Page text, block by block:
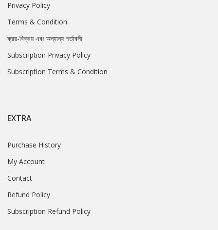
Privacy Policy
Terms & Condition
ক্রয়-বিক্রয় এবং অন্যান্য শর্তাবলী
Subscription Privacy Policy
Subscription Terms & Condition
EXTRA
Purchase History
My Account
Contact
Refund Policy
Subscription Refund Policy